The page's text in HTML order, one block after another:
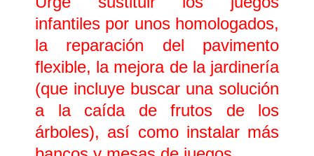
infantiles por unos homologados,
la reparación del pavimento
flexible, la mejora de la jardinería
(que incluye buscar una solución
a la caída de frutos de los
árboles), así como instalar más